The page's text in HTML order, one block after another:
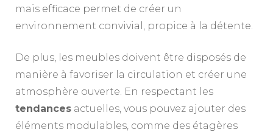
mais efficace permet de créer un
environnement convivial, propice à la détente.
De plus, les meubles doivent être disposés de
manière à favoriser la circulation et créer une
atmosphère ouverte. En respectant les
tendances actuelles, vous pouvez ajouter des
éléments modulables, comme des étagères